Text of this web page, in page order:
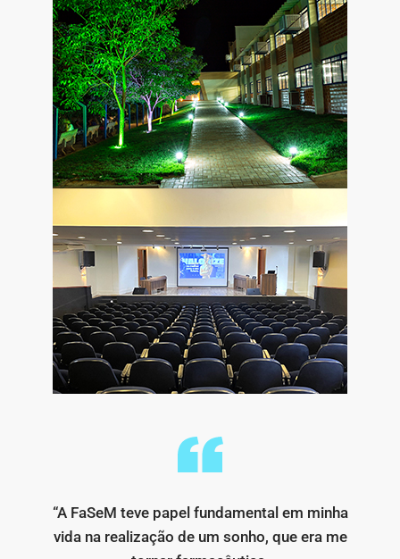
“A FaSeM teve papel fundamental em minha
vida na realização de um sonho, que era me